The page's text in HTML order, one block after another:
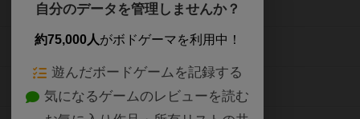
自分のデータを管理しませんか？
約75,000人がボドゲーマを利用中！
遊んだボードゲームを記録する
気になるゲームのレビューを読む
ボードゲームを検索する
ボードゲームの新着レビュー
ボードゲーム会情報